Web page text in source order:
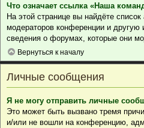
Что означает ссылка «Наша
На этой странице вы найдёте
модераторов конференции и
сведения о форумах, которые они
Вернуться к началу
Личные сообщения
Я не могу отправить личные
Это может быть вызвано тремя
и/или не вошли на конференцию,